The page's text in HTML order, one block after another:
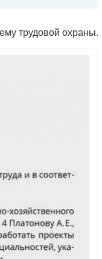
трудовой охраны.